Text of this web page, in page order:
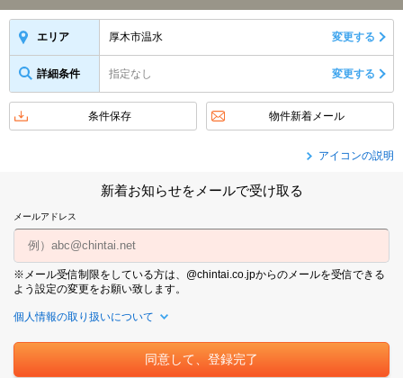
エリア 厚木市温水 変更する
詳細条件 指定なし 変更する
条件保存 物件新着メール
アイコンの説明
新着お知らせをメールで受け取る
メールアドレス
※メール受信制限をしている方は、@chintai.co.jpからのメールを受信できる
よう設定の変更をお願い致します。
個人情報の取り扱いについて